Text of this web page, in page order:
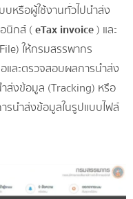
บหรือผู้ใช้งานทั่วไปนำส่ง
นิกส์ (eTax invoice) และ
ให้กรมสรรพากร
และตรวจสอบผลการนำส่ง
ส่งข้อมูล (Tracking) หรือ
รนำส่งข้อมูลในรูปแบบไฟล์